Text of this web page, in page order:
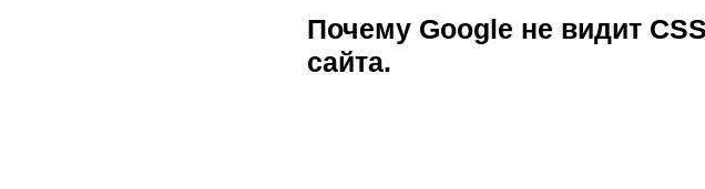
Почему Google не видит
сайта.